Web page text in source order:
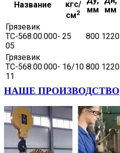
Название
кгс/
см2
мм
мм
Грязевик
ТС-568.00.000-
05
25 800 1220
Грязевик
ТС-568.00.000-
11
16/10 800 1220
НАШЕ ПРОИЗВОДСТВО